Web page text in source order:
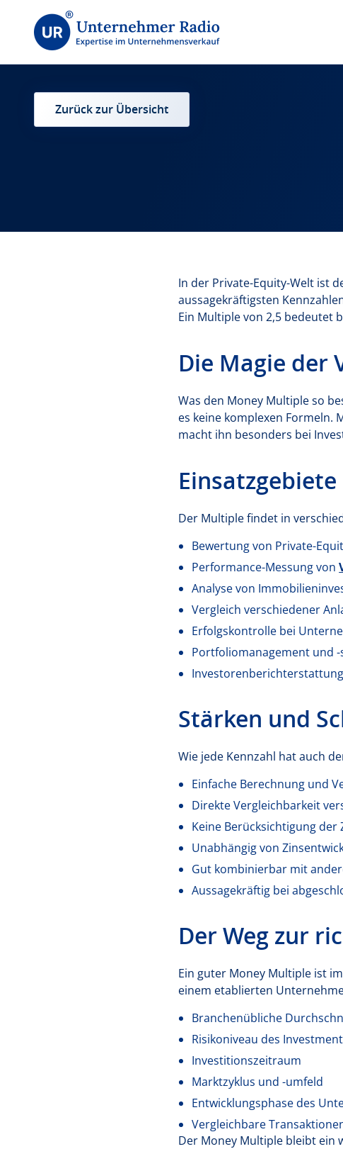
Zurück zur Übersicht
In der Private-Equity-Welt ist
aussagekräftigsten
Ein Multiple von 2,5 bedeutet
Die Magie der
Was den Money Multiple so
es keine komplexen Formeln.
macht ihn besonders bei
Der Multiple findet in
Bewertung von Private-
Performance-Messung von
Analyse von
Vergleich verschiedener
Erfolgskontrolle bei
Portfoliomanagement und
Investorenberichterstattung
Stärken und
Wie jede Kennzahl hat auch
Einfache Berechnung und
Direkte Vergleichbarkeit
Keine Berücksichtigung
Unabhängig von
Gut kombinierbar mit
Aussagekräftig bei
Der Weg zur
Ein guter Money Multiple ist
einem etablierten
Branchenübliche
Risikoniveau des
Investitionszeitraum
Marktzyklus und -umfeld
Entwicklungsphase des
Vergleichbare
Der Money Multiple bleibt ein